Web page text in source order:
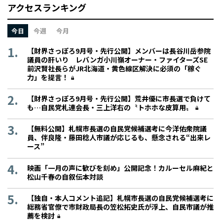
アクセスランキング
今日 今週 今月
【財界さっぽろ9月号・先行公開】メンバーは長谷川岳参院
議員の肝いり レバンガ小川嶺オーナー・ファイターズSE
前沢賢社長らがJR北海道・黄色線区解決に必須の「稼ぐ
力」を提言！
【財界さっぽろ9月号・先行公開】荒井優に市長選で負けて
も…自民党札連会長・三上洋右の〝トホホな皮算用〟
【無料公開】札幌市長選の自民党候補選考に今洋佑衆院議
員、伴良隆・藤田稔人市議が応じるも、懸念される“出来レ
ース”
映画「一月の声に歓びを刻め」公開記念！カルーセル麻紀と
松山千春の自叙伝本対談
【独自・本人コメント追記】札幌市長選の自民党候補選考に
総務省官僚で市財政局長の笠松拓史氏が浮上、自民市議が推
薦を検討